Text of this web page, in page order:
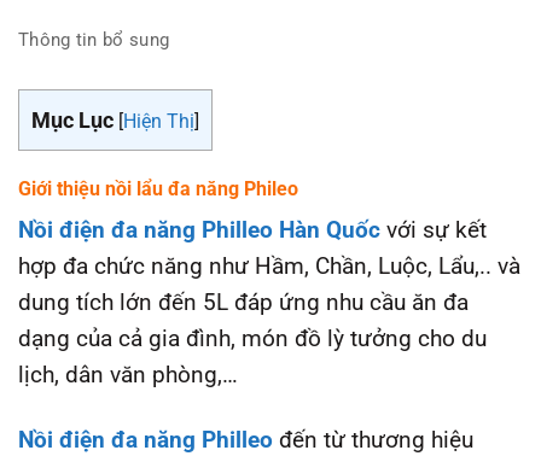
Thông tin bổ sung
Mục Lục [Hiện Thị]
Giới thiệu nồi lẩu đa năng Phileo
Nồi điện đa năng Philleo Hàn Quốc với sự kết
hợp đa chức năng như Hầm, Chần, Luộc, Lẩu,.. và
dung tích lớn đến 5L đáp ứng nhu cầu ăn đa
dạng của cả gia đình, món đồ lỳ tưởng cho du
lịch, dân văn phòng,…
Nồi điện đa năng Philleo đến từ thương hiệu